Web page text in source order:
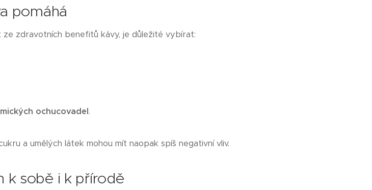
pomáhá
ze zdravotních benefitů kávy, je důležité vybírat:
ochucovadel.
a umělých látek mohou mít naopak spíš negativní vliv.
k sobě i k přírodě